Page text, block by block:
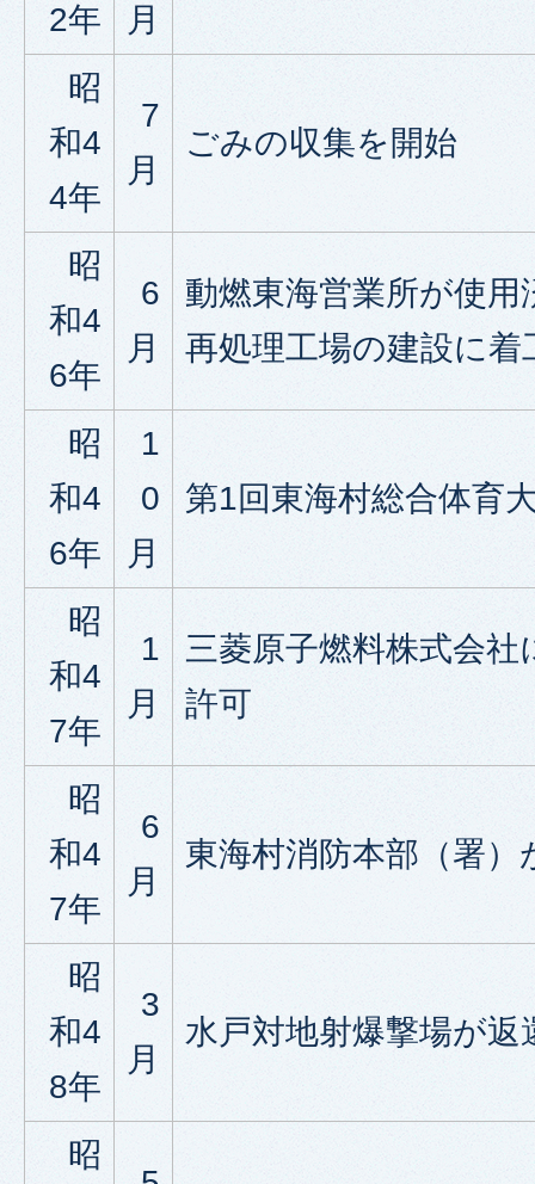
2年
月
昭
和4
4年
7
月
ごみの収集を開始
昭
和4
6年
6
月
動燃東海営業所が使用
再処理工場の建設に着
昭
和4
6年
1
0
月
第1回東海村総合体育
昭
和4
7年
1
月
三菱原子燃料株式会
許可
昭
和4
7年
6
月
東海村消防本部（署）
昭
和4
8年
3
月
水戸対地射爆撃場が返
昭